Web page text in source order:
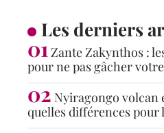
Les derniers
Zante Zakynthos :
pour ne pas gâcher
Nyiragongo volcan
quelles différences pour